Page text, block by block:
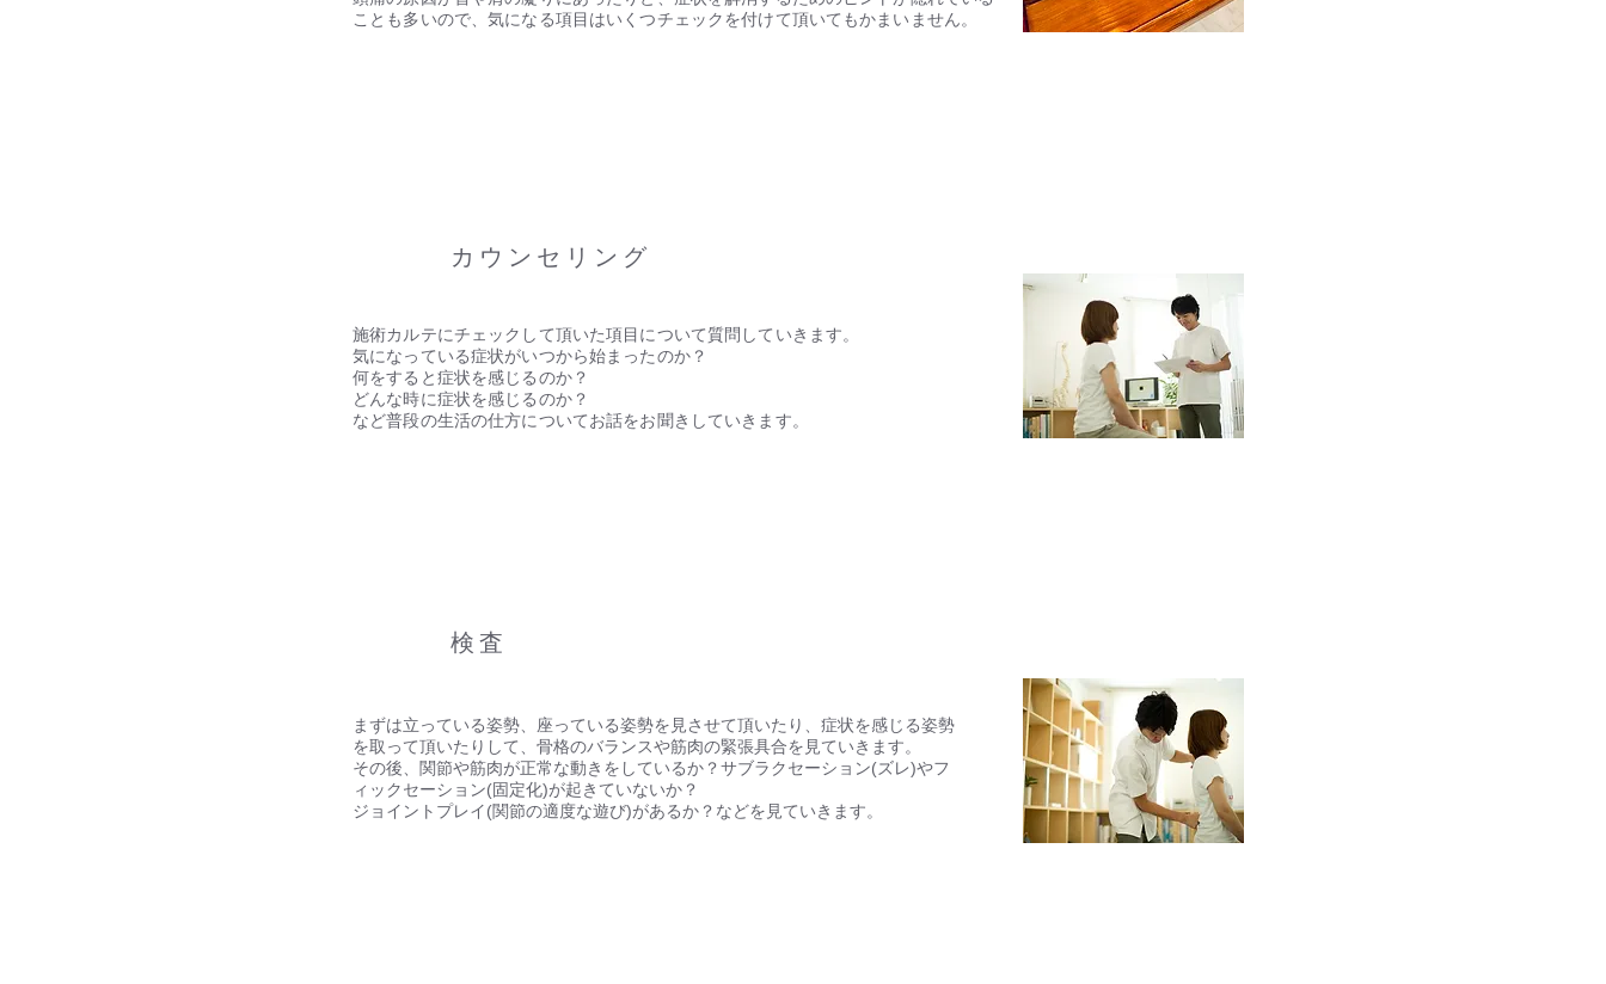
ことも多いので、気になる項目はいくつチェックを付けて頂いてもかまいません。
​カウンセリング
施術カルテにチェックして頂いた項目について質問していきます。
気になっている症状がいつから始まったのか？
何をすると症状を感じるのか？
どんな時に症状を感じるのか？
など普段の生活の仕方についてお話をお聞きしていきます。
​検査
まずは立っている姿勢、座っている姿勢を見させて頂いたり、症状を感じる姿勢
を取って頂いたりして、骨格のバランスや筋肉の緊張具合を見ていきます。
その後、関節や筋肉が正常な動きをしているか？サブラクセーション(ズレ)やフ
ィックセーション(固定化)が起きていないか？
ジョイントプレイ(関節の適度な遊び)があるか？などを見ていきます。